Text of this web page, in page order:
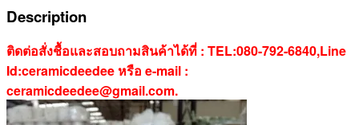
Description
ติดต่อสั่งชื้อและสอบถามสินค้าได้ที่ : TEL:080-792-6840,Line
Id:ceramicdeedee หรือ e-mail :
ceramicdeedee@gmail.com.